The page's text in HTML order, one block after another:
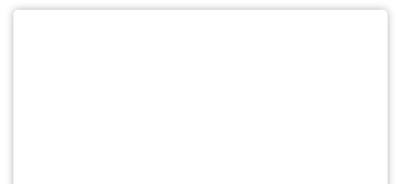
com preços justos.MAIS SOBRE